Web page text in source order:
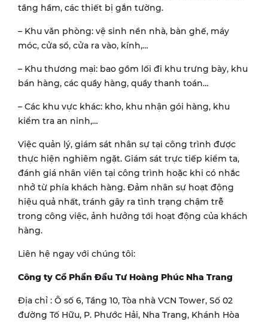
tầng hầm, các thiết bị gắn tường.
– Khu văn phòng: vệ sinh nền nhà, bàn ghế, máy
móc, cửa sổ, cửa ra vào, kính,…
– Khu thương mại: bao gồm lối đi khu trưng bày, khu
bán hàng, các quầy hàng, quầy thanh toán…
– Các khu vực khác: kho, khu nhận gói hàng, khu
kiểm tra an ninh,…
Việc quản lý, giám sát nhân sự tại công trình được
thực hiện nghiêm ngặt. Giám sát trực tiếp kiểm ta,
đánh giá nhân viên tại công trình hoặc khi có nhắc
nhở từ phía khách hàng. Đảm nhân sự hoạt động
hiệu quả nhất, tránh gây ra tình trạng chậm trễ
trong công việc, ảnh hưởng tới hoạt động của khách
hàng.
Liên hệ ngay với chúng tôi:
Công ty Cổ Phần Đầu Tư Hoàng Phúc Nha Trang
Địa chỉ : Ô số 6, Tầng 10, Tòa nhà VCN Tower, Số 02
đường Tố Hữu, P. Phước Hải, Nha Trang, Khánh Hòa